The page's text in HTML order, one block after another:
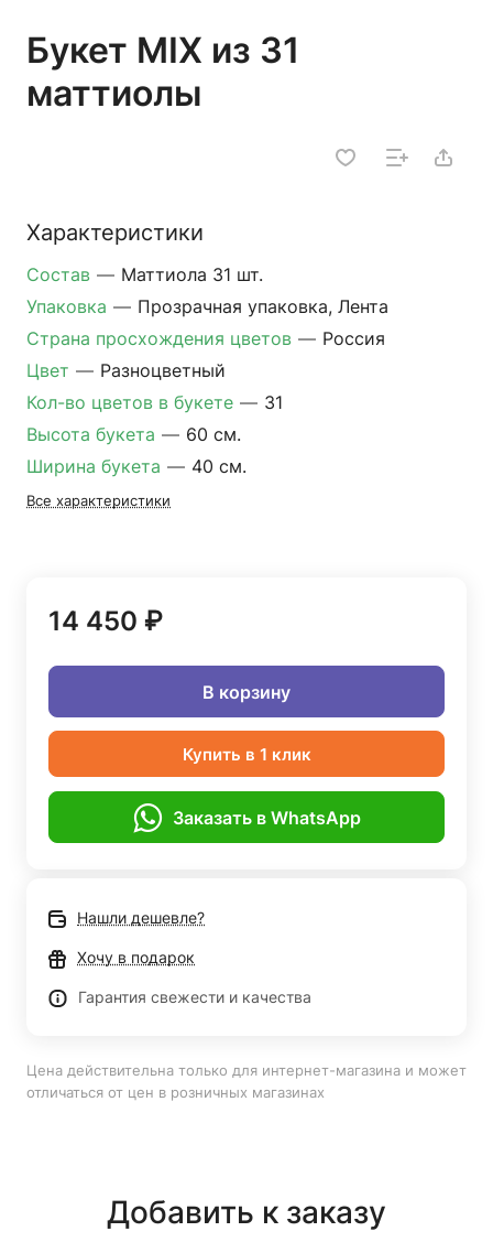
Букет MIX из 31
маттиолы
Характеристики
Состав — Маттиола 31 шт.
Упаковка — Прозрачная упаковка, Лента
Страна просхождения цветов — Россия
Цвет — Разноцветный
Кол-во цветов в букете — 31
Высота букета — 60 см.
Ширина букета — 40 см.
Все характеристики
14 450 ₽
В корзину
Купить в 1 клик
Заказать в WhatsApp
Нашли дешевле?
Хочу в подарок
Гарантия свежести и качества
Цена действительна только для интернет-магазина и может
отличаться от цен в розничных магазинах
Добавить к заказу